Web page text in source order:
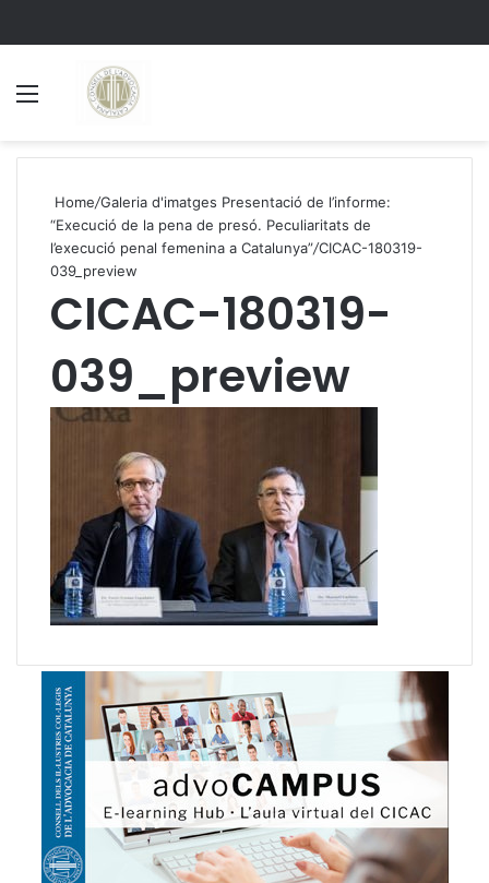
Home/Galeria d'imatges Presentació de l’informe:
“Execució de la pena de presó. Peculiaritats de
l’execució penal femenina a Catalunya”/CICAC-180319-
039_preview
CICAC-180319-
039_preview